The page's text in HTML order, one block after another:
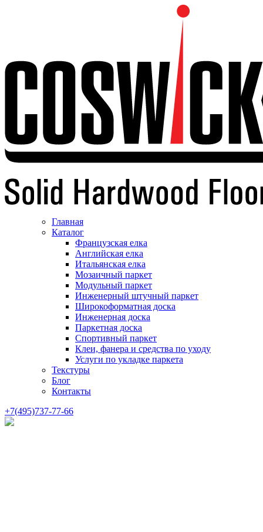
Главная
Каталог
Французская елка
Английская елка
Итальянская елка
Мозаичный паркет
Модульный паркет
Инженерный штучный паркет
Широкоформатная доска
Инженерная доска
Паркетная доска
Спортивный паркет
Клеи, фанера и средства по уходу
Услуги по укладке паркета
Текстуры
Блог
Контакты
+7(495)737-77-66